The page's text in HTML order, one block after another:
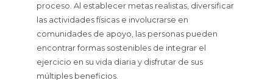
proceso. Al establecer metas realistas, diversificar
las actividades físicas e involucrarse en
comunidades de apoyo, las personas pueden
encontrar formas sostenibles de integrar el
ejercicio en su vida diaria y disfrutar de sus
múltiples beneficios.